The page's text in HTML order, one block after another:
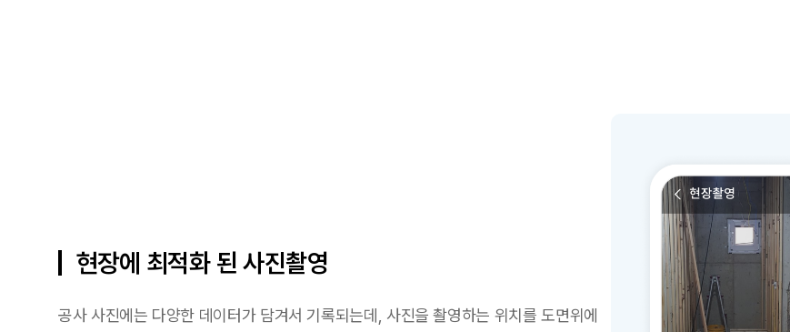
현장에 최적화 된 사진촬영
공사 사진에는 다양한 데이터가 담겨서 기록되는데, 사진을 촬영하는 위치를 도면위에